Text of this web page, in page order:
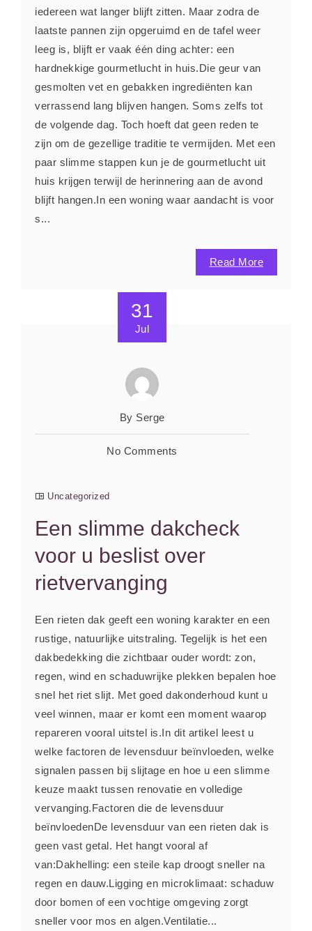
iedereen wat langer blijft zitten. Maar zodra de
laatste pannen zijn opgeruimd en de tafel weer
leeg is, blijft er vaak één ding achter: een
hardnekkige gourmetlucht in huis.Die geur van
gesmolten vet en gebakken ingrediënten kan
verrassend lang blijven hangen. Soms zelfs tot
de volgende dag. Toch hoeft dat geen reden te
zijn om de gezellige traditie te vermijden. Met een
paar slimme stappen kun je de gourmetlucht uit
huis krijgen terwijl de herinnering aan de avond
blijft hangen.In een woning waar aandacht is voor
s...
Read More
31
Jul
By Serge
No Comments
Uncategorized
Een slimme dakcheck
voor u beslist over
rietvervanging
Een rieten dak geeft een woning karakter en een
rustige, natuurlijke uitstraling. Tegelijk is het een
dakbedekking die zichtbaar ouder wordt: zon,
regen, wind en schaduwrijke plekken bepalen hoe
snel het riet slijt. Met goed dakonderhoud kunt u
veel winnen, maar er komt een moment waarop
repareren vooral uitstel is.In dit artikel leest u
welke factoren de levensduur beïnvloeden, welke
signalen passen bij slijtage en hoe u een slimme
keuze maakt tussen renovatie en volledige
vervanging.Factoren die de levensduur
beïnvloedenDe levensduur van een rieten dak is
geen vast getal. Het hangt vooral af
van:Dakhelling: een steile kap droogt sneller na
regen en dauw.Ligging en microklimaat: schaduw
door bomen of een vochtige omgeving zorgt
sneller voor mos en algen.Ventilatie...